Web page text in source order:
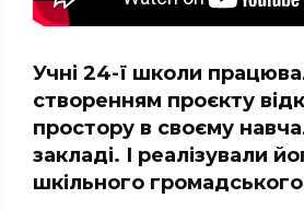
Учні 24-ї школи
створенням проєкту
простору в своєму
закладі. І реалізували
шкільного